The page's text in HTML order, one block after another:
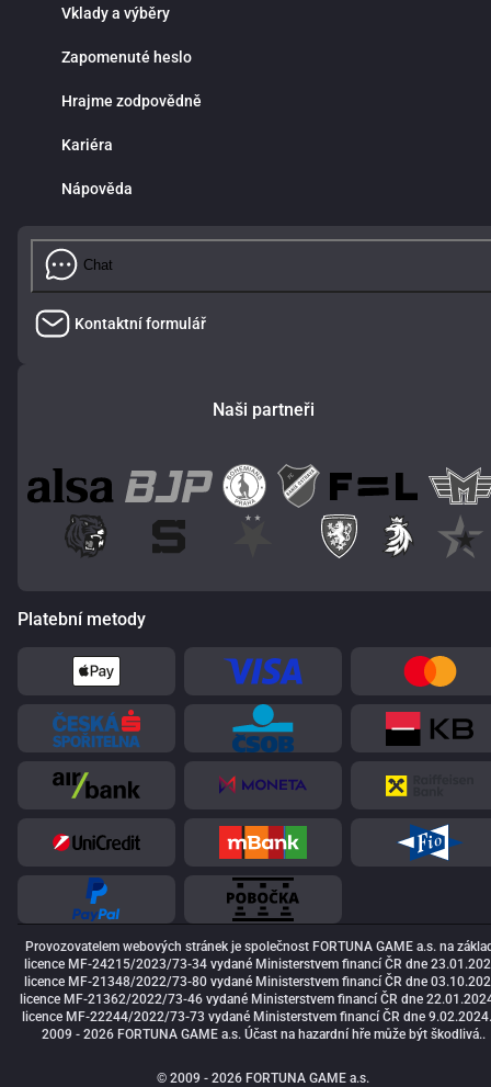
Vklady a výběry
Zapomenuté heslo
Hrajme zodpovědně
Kariéra
Nápověda
Chat
Kontaktní formulář
Naši partneři
Platební metody
Provozovatelem webových stránek je společnost FORTUNA GAME a.s. na
licence MF-24215/2023/73-34 vydané Ministerstvem financí ČR dne
licence MF-21348/2022/73-80 vydané Ministerstvem financí ČR dne
licence MF-21362/2022/73-46 vydané Ministerstvem financí ČR dne
licence MF-22244/2022/73-73 vydané Ministerstvem financí ČR dne
2009 - 2026 FORTUNA GAME a.s. Účast na hazardní hře může být škodlivá..
© 2009 - 2026 FORTUNA GAME a.s.